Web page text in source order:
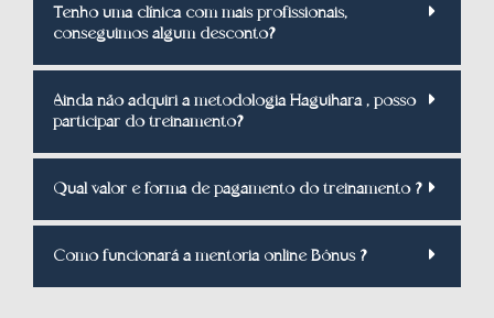
Tenho uma clínica com mais profissionais,
conseguimos algum desconto?
Ainda não adquiri a metodologia Haguihara , posso
participar do treinamento?
Qual valor e forma de pagamento do treinamento ?
Como funcionará a mentoria online Bônus ?